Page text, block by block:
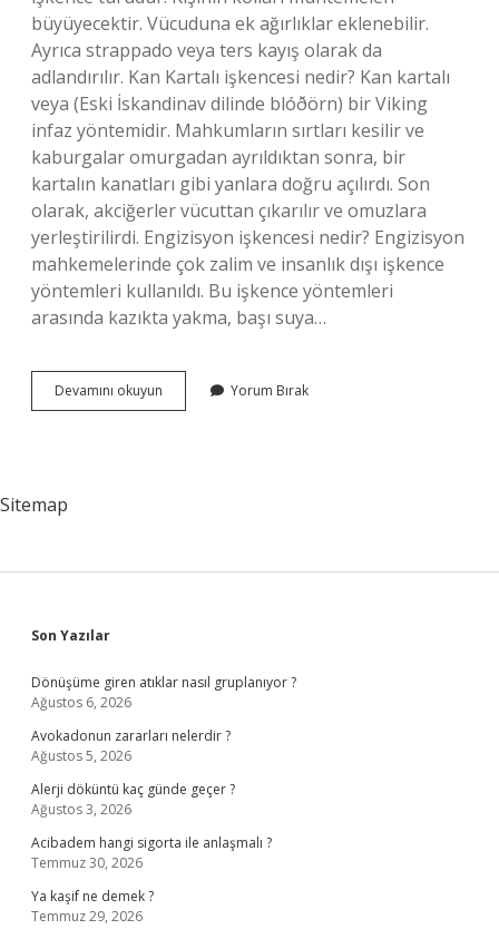
büyüyecektir. Vücuduna ek ağırlıklar eklenebilir.
Ayrıca strappado veya ters kayış olarak da
adlandırılır. Kan Kartalı işkencesi nedir? Kan kartalı
veya (Eski İskandinav dilinde blóðörn) bir Viking
infaz yöntemidir. Mahkumların sırtları kesilir ve
kaburgalar omurgadan ayrıldıktan sonra, bir
kartalın kanatları gibi yanlara doğru açılırdı. Son
olarak, akciğerler vücuttan çıkarılır ve omuzlara
yerleştirilirdi. Engizisyon işkencesi nedir? Engizisyon
mahkemelerinde çok zalim ve insanlık dışı işkence
yöntemleri kullanıldı. Bu işkence yöntemleri
arasında kazıkta yakma, başı suya…
Devamını okuyun
Işkencesi
Yorum Bırak
Sitemap
Sidebar
Son Yazılar
Dönüşüme giren atıklar nasıl gruplanıyor ?
Ağustos 6, 2026
Avokadonun zararları nelerdir ?
Ağustos 5, 2026
Alerji döküntü kaç günde geçer ?
Ağustos 3, 2026
Acibadem hangi sigorta ile anlaşmalı ?
Temmuz 30, 2026
Ya kaşif ne demek ?
Temmuz 29, 2026